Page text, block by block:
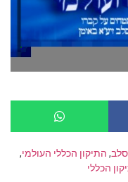
, התיקון הכללי העולמי,
הכללי